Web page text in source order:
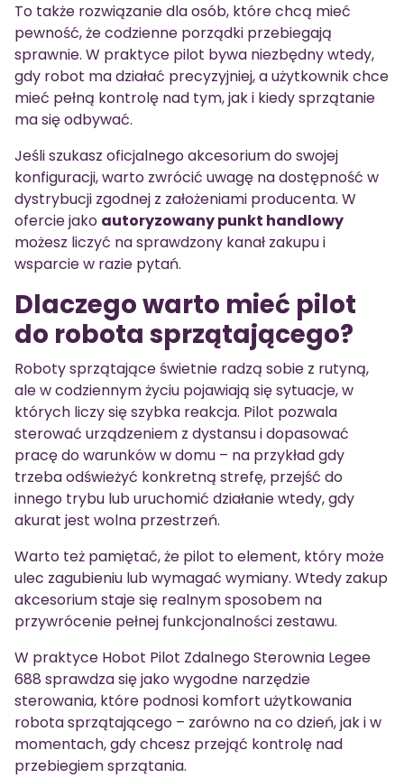
To także rozwiązanie dla osób, które chcą mieć
pewność, że codzienne porządki przebiegają
sprawnie. W praktyce pilot bywa niezbędny wtedy,
gdy robot ma działać precyzyjniej, a użytkownik chce
mieć pełną kontrolę nad tym, jak i kiedy sprzątanie
ma się odbywać.
Jeśli szukasz oficjalnego akcesorium do swojej
konfiguracji, warto zwrócić uwagę na dostępność w
dystrybucji zgodnej z założeniami producenta. W
ofercie jako autoryzowany punkt handlowy
możesz liczyć na sprawdzony kanał zakupu i
wsparcie w razie pytań.
Dlaczego warto mieć pilot
do robota sprzątającego?
Roboty sprzątające świetnie radzą sobie z rutyną,
ale w codziennym życiu pojawiają się sytuacje, w
których liczy się szybka reakcja. Pilot pozwala
sterować urządzeniem z dystansu i dopasować
pracę do warunków w domu – na przykład gdy
trzeba odświeżyć konkretną strefę, przejść do
innego trybu lub uruchomić działanie wtedy, gdy
akurat jest wolna przestrzeń.
Warto też pamiętać, że pilot to element, który może
ulec zagubieniu lub wymagać wymiany. Wtedy zakup
akcesorium staje się realnym sposobem na
przywrócenie pełnej funkcjonalności zestawu.
W praktyce Hobot Pilot Zdalnego Sterownia Legee
688 sprawdza się jako wygodne narzędzie
sterowania, które podnosi komfort użytkowania
robota sprzątającego – zarówno na co dzień, jak i w
momentach, gdy chcesz przejąć kontrolę nad
przebiegiem sprzątania.